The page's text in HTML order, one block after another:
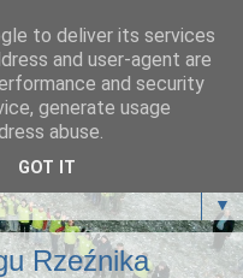
Leśników
sportowym i działa
▼
Rzeźnika
to deliver its services
and user-agent are
and security
generate usage
abuse.
GOT IT